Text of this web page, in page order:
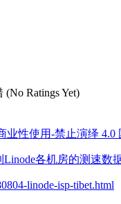
(No Ratings Yet)
业性使用-禁止演绎 4.0
各机房的测速数据
linode-isp-tibet.html